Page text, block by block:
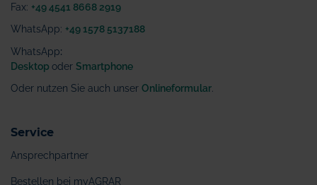
Fax: +49 4541 8668 2919
WhatsApp: +49 1578 5137188
WhatsApp:
Desktop oder Smartphone
Oder nutzen Sie auch unser Onlineformular
Service
Ansprechpartner
Bestellen bei myAGRAR